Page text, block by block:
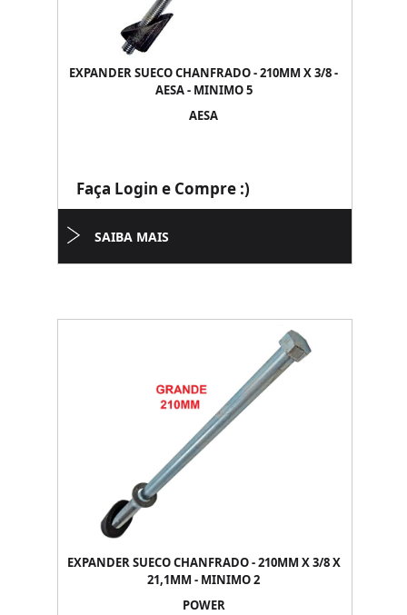
EXPANDER SUECO CHANFRADO - 210MM X 3/8 -
AESA - MINIMO 5
AESA
Faça Login e Compre :)
SAIBA MAIS
EXPANDER SUECO CHANFRADO - 210MM X 3/8 X
21,1MM - MINIMO 2
POWER